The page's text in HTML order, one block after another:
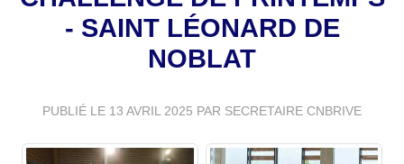
- SAINT LÉONARD DE
NOBLAT
PUBLIÉ LE 13 AVRIL 2025 PAR SECRETAIRE CNBRIVE